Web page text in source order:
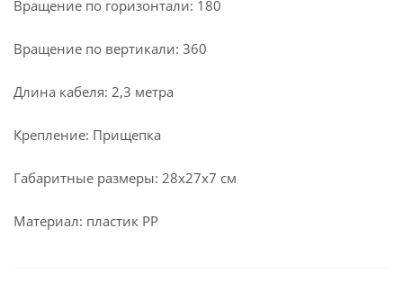
Вращение по горизонтали: 180
Вращение по вертикали: 360
Длина кабеля: 2,3 метра
Крепление: Прищепка
Габаритные размеры: 28х27х7 см
Материал: пластик PP